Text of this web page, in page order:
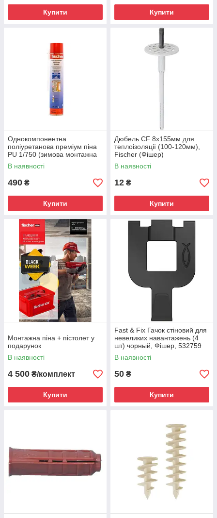
Купити Купити
Однокомпонентна
поліуретанова преміум піна
PU 1/750 (зимова монтажна
піна, побутова), 522928
В наявності
490 ₴
Купити
Дюбель CF 8х155мм для
теплоізоляції (100-120мм),
Fischer (Фішер)
В наявності
12 ₴
Купити
Монтажна піна + пістолет у
подарунок
В наявності
4 500 ₴/комплект
Купити
Fast & Fix Гачок стіновий для
невеликих навантажень (4
шт) чорный, Фішер, 532759
В наявності
50 ₴
Купити